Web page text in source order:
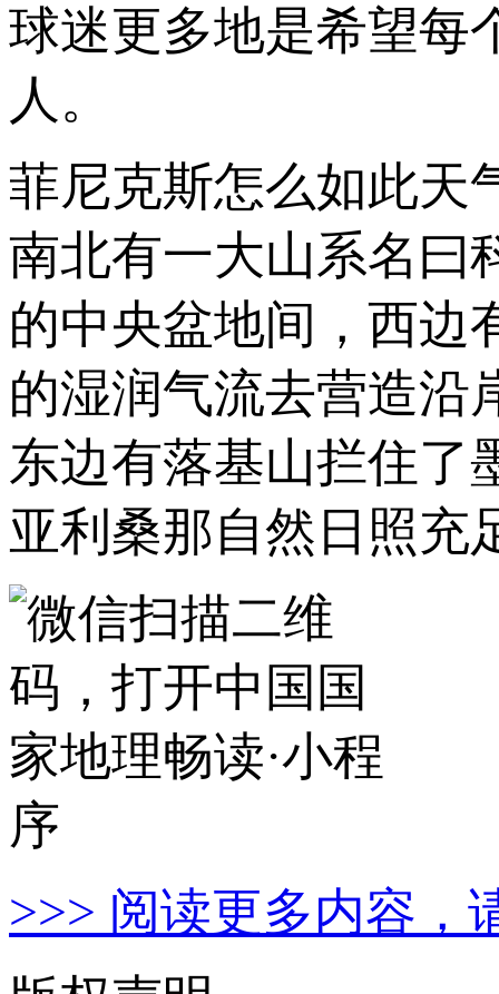
球迷更多地是希望每
人。
菲尼克斯怎么如此天
南北有一大山系名曰
的中央盆地间，西边
的湿润气流去营造沿
东边有落基山拦住了
亚利桑那自然日照充
>>> 阅读更多内容，